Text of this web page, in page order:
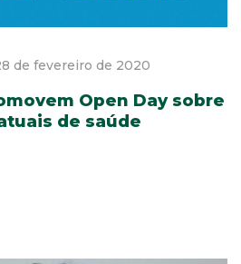
de fevereiro de 2020
Open Day sobre
de saúde